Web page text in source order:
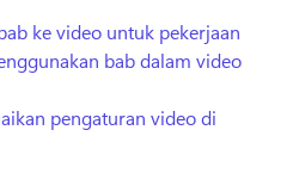
ke video untuk pekerjaan
bab dalam video
pengaturan video di